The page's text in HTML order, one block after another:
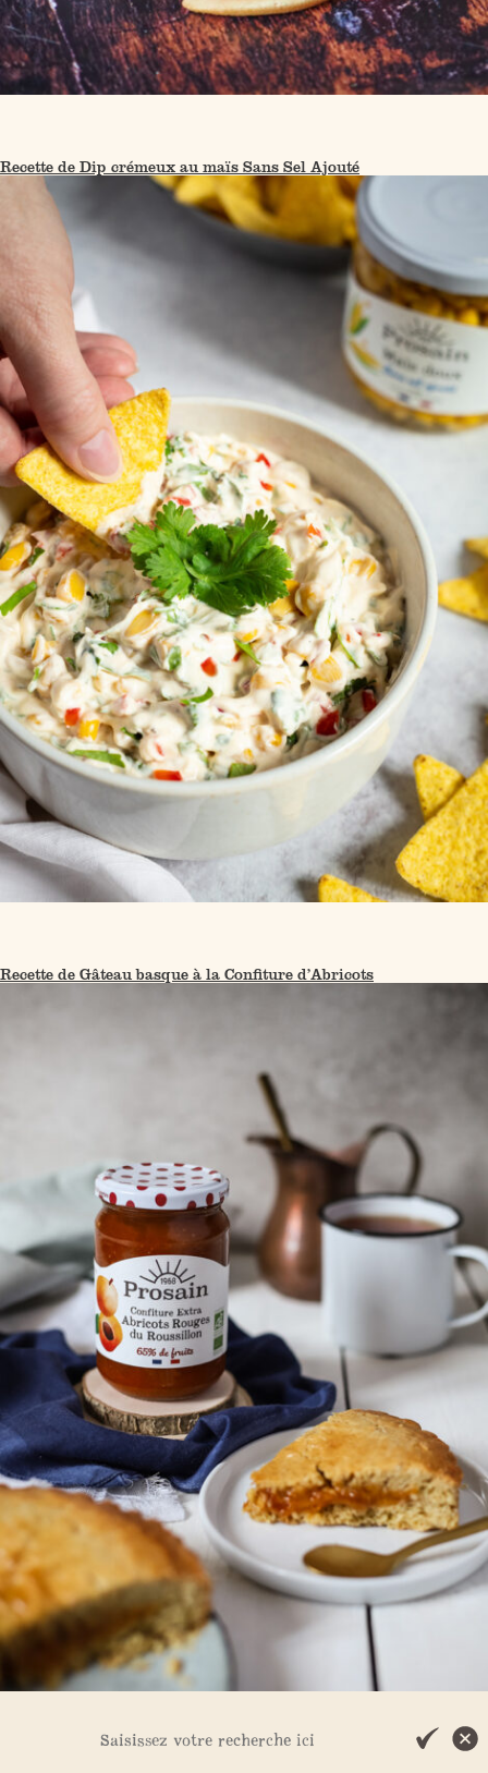
Recette de Dip crémeux au maïs Sans Sel Ajouté
Recette de Gâteau basque à la Confiture d’Abricots